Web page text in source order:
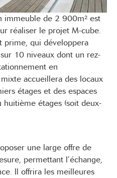
immeuble de 2 900m² est
réaliser le projet M-cube.
prime, qui développera
10 niveaux dont un rez-
en
accueillera des locaux
étages et des espaces
étages (soit deux-
une large offre de
permettant l’échange,
Il offrira les meilleures